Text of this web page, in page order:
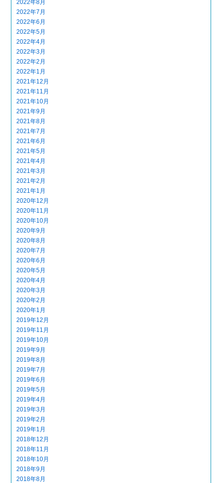
2022年8月
2022年7月
2022年6月
2022年5月
2022年4月
2022年3月
2022年2月
2022年1月
2021年12月
2021年11月
2021年10月
2021年9月
2021年8月
2021年7月
2021年6月
2021年5月
2021年4月
2021年3月
2021年2月
2021年1月
2020年12月
2020年11月
2020年10月
2020年9月
2020年8月
2020年7月
2020年6月
2020年5月
2020年4月
2020年3月
2020年2月
2020年1月
2019年12月
2019年11月
2019年10月
2019年9月
2019年8月
2019年7月
2019年6月
2019年5月
2019年4月
2019年3月
2019年2月
2019年1月
2018年12月
2018年11月
2018年10月
2018年9月
2018年8月